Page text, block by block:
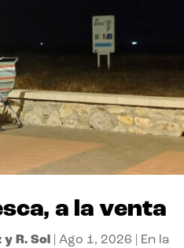
a la venta
y R. Sol |Ago 1, 2026 En la